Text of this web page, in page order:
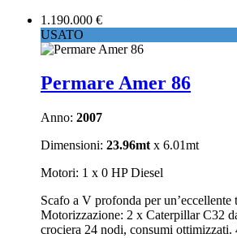
1.190.000 €
USATO
Permare Amer 86
Anno: 2007
Dimensioni: 23.96mt x 6.01mt
Motori: 1 x 0 HP Diesel
Scafo a V profonda per un’eccellente
Motorizzazione: 2 x Caterpillar C32
crociera 24 nodi, consumi ottimizzati.